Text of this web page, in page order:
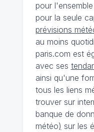
pour
pour la seule
prévisions
au moins
paris.com est
avec ses
ainsi qu'une
tous les liens
trouver sur
banque de
météo) sur les